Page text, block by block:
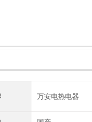
万安电热电器